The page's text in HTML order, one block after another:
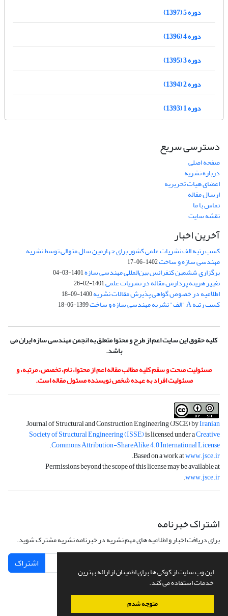
این وب سایت از کوکی ها برای اطمینان از ارائه بهترین
خدمات استفاده می کند.
متوجه شدم
دوره 5 (1397)
دوره 4 (1396)
دوره 3 (1395)
دوره 2 (1394)
دوره 1 (1393)
دسترسی سریع
صفحه اصلی
درباره نشریه
اعضای هیات تحریریه
ارسال مقاله
تماس با ما
نقشه سایت
آخرین اخبار
کسب رتبه الف نشریات علمی کشور برای چهارمین سال متوالی توسط نشریه
مهندسی سازه و ساخت1402-06-17
برگزاری ششمین کنفرانس بین‌المللی مهندسی سازه1401-03-04
تغییر هزینه پردازش مقاله در نشریات علمی1401-02-26
اطلاعیه در خصوص گواهی پذیرش مقالات نشریه1400-09-18
کسب رتبه A "الف" نشریه مهندسی سازه و ساخت 1399-06-18
کلیه حقوق این سایت اعم از طرح و محتوا متعلق به انجمن مهندسی سازه ایران می
باشد.
مسئولیت صحت و سقم کلیه مطالب مقاله اعم از محتوا، نام، تخصص، مرتبه، و
مسئولیت افراد به عهده شخص نویسنده مسئول مقاله است.
Journal of Structural and Construction Engineering (JSCE) byIranian
Society of Structural Engineering (ISSE)is licensed under aCreative
Commons Attribution-ShareAlike 4.0 International License
.
Based on a work atwww.jsce.ir
.
Permissions beyond the scope of this license may be available at
www.jsce.ir
.
اشتراک خبرنامه
برای دریافت اخبار و اطلاعیه های مهم نشریه در خبرنامه نشریه مشترک شوید.
اشتراک
سامانه مدیریت نشریات علمی.طراحی و پیاده سازی ازسیناوب